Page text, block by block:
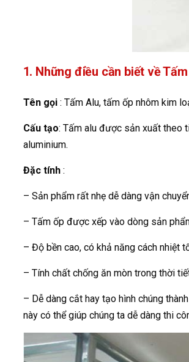
1. Những điều cần biết về
Tên gọi: Tấm Alu, tấm ốp nhôm kim
Cấu tạo: Tấm alu được sản xuất theo
aluminium.
Đặc tính:
– Sản phẩm rất nhẹ dễ dàng vận
– Tấm ốp được xếp vào dòng sản
– Độ bền cao, có khả năng cách nhiệt
– Tính chất chống ăn mòn trong thời
– Dễ dàng cắt hay tạo hình chúng
này có thể giúp chúng ta dễ dàng thi